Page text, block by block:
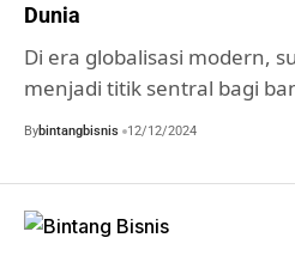
Dunia
Di era globalisasi modern,
menjadi titik sentral bagi
Bybintangbisnis 12/12/2024